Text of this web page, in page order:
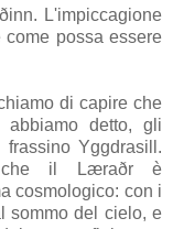
. L'impiccagione
possa essere
di capire che
abbiamo detto, gli
frassino Yggdrasill .
che il
Læraðrè
cosmologico: con i
sommo del cielo, e